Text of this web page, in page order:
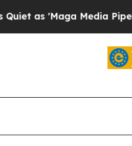
Media Pipeline'